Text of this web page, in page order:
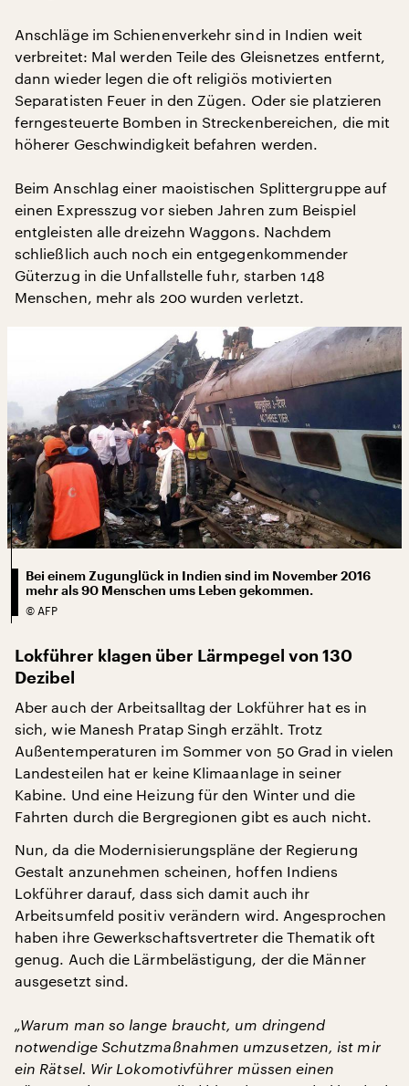
Anschläge im Schienenverkehr sind in Indien weit
verbreitet: Mal werden Teile des Gleisnetzes entfernt,
dann wieder legen die oft religiös motivierten
Separatisten Feuer in den Zügen. Oder sie platzieren
ferngesteuerte Bomben in Streckenbereichen, die mit
höherer Geschwindigkeit befahren werden.
Beim Anschlag einer maoistischen Splittergruppe auf
einen Expresszug vor sieben Jahren zum Beispiel
entgleisten alle dreizehn Waggons. Nachdem
schließlich auch noch ein entgegenkommender
Güterzug in die Unfallstelle fuhr, starben 148
Menschen, mehr als 200 wurden verletzt.
Bei einem Zugunglück in Indien sind im November 2016
mehr als 90 Menschen ums Leben gekommen.
© AFP
Lokführer klagen über Lärmpegel von 130
Dezibel
Aber auch der Arbeitsalltag der Lokführer hat es in
sich, wie Manesh Pratap Singh erzählt. Trotz
Außentemperaturen im Sommer von 50 Grad in vielen
Landesteilen hat er keine Klimaanlage in seiner
Kabine. Und eine Heizung für den Winter und die
Fahrten durch die Bergregionen gibt es auch nicht.
Nun, da die Modernisierungspläne der Regierung
Gestalt anzunehmen scheinen, hoffen Indiens
Lokführer darauf, dass sich damit auch ihr
Arbeitsumfeld positiv verändern wird. Angesprochen
haben ihre Gewerkschaftsvertreter die Thematik oft
genug. Auch die Lärmbelästigung, der die Männer
ausgesetzt sind.
„Warum man so lange braucht, um dringend
notwendige Schutzmaßnahmen umzusetzen, ist mir
ein Rätsel. Wir Lokomotivführer müssen einen